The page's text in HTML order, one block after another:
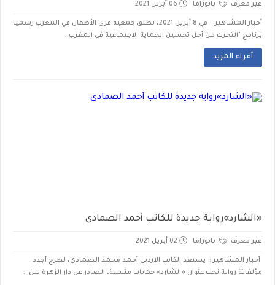
غير معرف بانوراما 06 أبريل 2021
أخبار المشاهير : في 8 أبريل 2021، تطلق جمعية قرى الأطفال في المغرب رسميا
برنامج "التحرك من أجل تحسين الحماية الاجتماعية في المغرب...
أقراء المزيد
«الشارد»رواية جديدة للكاتب أحمد الصمادى
غير معرف بانوراما 02 أبريل 2021
أخبار المشاهير : يستعد الكاتب الاردنى أحمد محمد الصمادى، لطرح أجدد
مؤلفاتة رواية تحت عنوان «الشارد» حكايات منسية، الصادر عن دار الزهرة للن...